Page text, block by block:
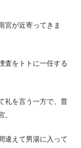
宮が近寄ってきま
査をトトに一任する
礼を言う一方で、普
違えて男湯に入って